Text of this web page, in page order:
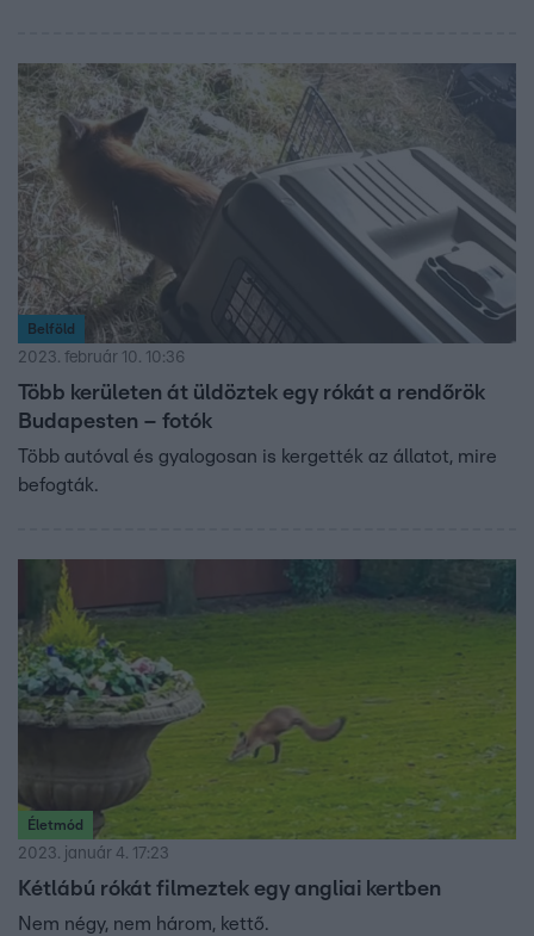
Belföld
2023. február 10. 10:36
Több kerületen át üldöztek egy rókát a rendőrök
Budapesten – fotók
Több autóval és gyalogosan is kergették az állatot, mire
befogták.
Életmód
2023. január 4. 17:23
Kétlábú rókát filmeztek egy angliai kertben
Nem négy, nem három, kettő.